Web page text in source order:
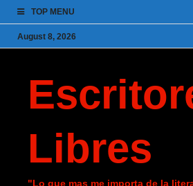
TOP MENU
August 8, 2026
Libres
"Lo que mas me importa de la